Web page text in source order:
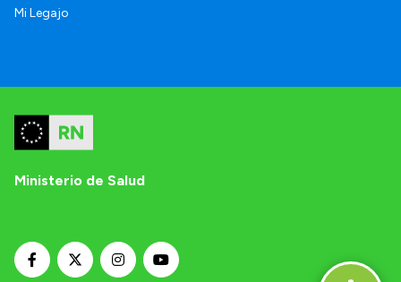
Mi Legajo
Ministerio de Salud